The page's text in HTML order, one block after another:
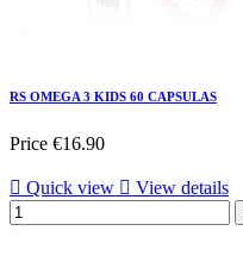
RS OMEGA 3 KIDS 60 CAPSULAS
Price €16.90
 Quick view  View details